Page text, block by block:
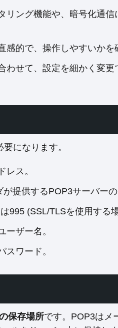
リング機能や、暗号化通信
感的で、操作しやすいかを
わせて、設定を細かく変更
になります。
レス。
提供するPOP3サーバーの
995 (SSL/TLSを使用する場
ーザー名。
スワード。
保存場所です。POP3はメ